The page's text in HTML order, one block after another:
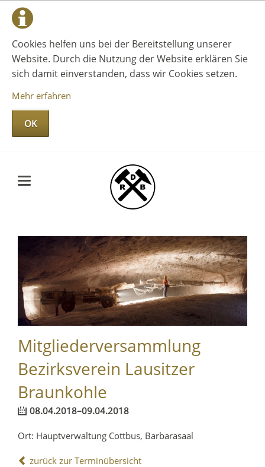
Cookies helfen uns bei der Bereitstellung unserer
Website. Durch die Nutzung der Website erklären Sie
sich damit einverstanden, dass wir Cookies setzen.
Mehr erfahren
OK
Mitgliederversammlung
Bezirksverein Lausitzer
Braunkohle
08.04.2018–09.04.2018
Ort: Hauptverwaltung Cottbus, Barbarasaal
zurück zur Terminübersicht